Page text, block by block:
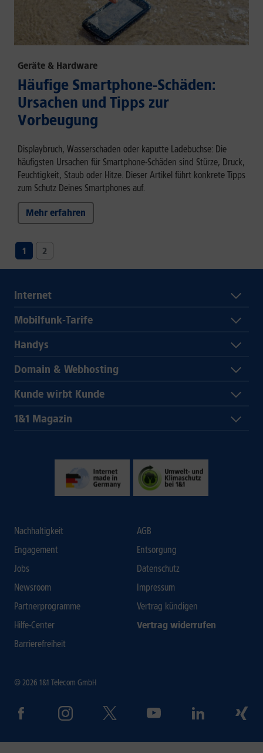
Geräte & Hardware
Häufige Smartphone-Schäden:
Ursachen und Tipps zur
Vorbeugung
Displaybruch, Wasserschaden oder kaputte Ladebuchse: Die
häufigsten Ursachen für Smartphone-Schäden sind Stürze, Druck,
Feuchtigkeit, Staub oder Hitze. Dieser Artikel führt konkrete Tipps
zum Schutz Deines Smartphones auf.
Mehr erfahren
1 2
Internet
Mobilfunk-Tarife
Handys
Domain & Webhosting
Kunde wirbt Kunde
1&1 Magazin
Nachhaltigkeit
Engagement
Jobs
Newsroom
Partnerprogramme
Hilfe-Center
Barrierefreiheit
AGB
Entsorgung
Datenschutz
Impressum
Vertrag kündigen
Vertrag widerrufen
© 2026 1&1 Telecom GmbH